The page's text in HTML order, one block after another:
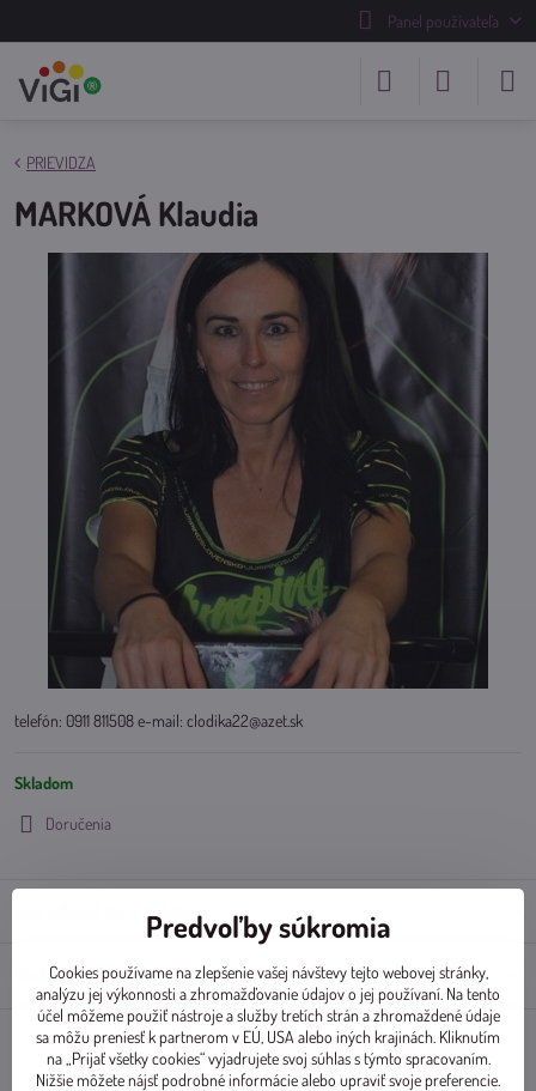
Panel používateľa
PRIEVIDZA
MARKOVÁ Klaudia
telefón: 0911 811508 e-mail: clodika22@azet.sk
Skladom
Doručenia
Doplnkové informácie
Diskusia 0
FacebookTwitter BlueskyPinterestReddit LinkedInWhatsApp
E-
mail
Predvoľby súkromia
Cookies používame na zlepšenie vašej návštevy tejto webovej stránky,
analýzu jej výkonnosti a zhromažďovanie údajov o jej používaní. Na tento
účel môžeme použiť nástroje a služby tretích strán a zhromaždené údaje
sa môžu preniesť k partnerom v EÚ, USA alebo iných krajinách. Kliknutím
na „Prijať všetky cookies“ vyjadrujete svoj súhlas s týmto spracovaním.
Nižšie môžete nájsť podrobné informácie alebo upraviť svoje preferencie.